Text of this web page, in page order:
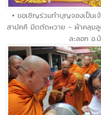
• ขอเชิญร่วมทำบุญจองเป็น
สามัคคี มีดตัดหวาย - ผ้าคลุม
ละลอก อ.